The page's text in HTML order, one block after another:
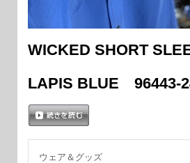
WICKED SHORT
LAPIS BLUE 96443-
ウェア＆グッズ